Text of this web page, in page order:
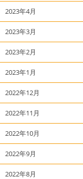
2023年4月
2023年3月
2023年2月
2023年1月
2022年12月
2022年11月
2022年10月
2022年9月
2022年8月